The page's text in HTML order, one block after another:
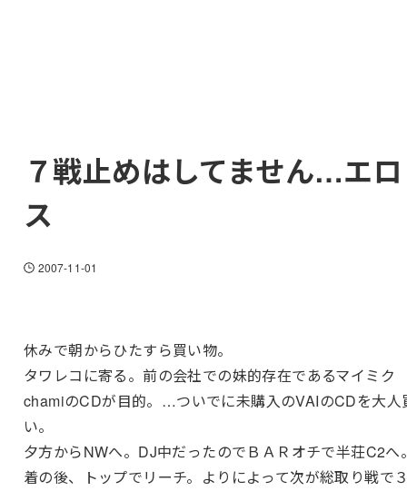
７戦止めはしてません…エロ
ス
2007-11-01
休みで朝からひたすら買い物。
タワレコに寄る。前の会社での妹的存在であるマイミク
chamiのCDが目的。…ついでに未購入のVAIのCDを大人
い。
夕方からNWへ。DJ中だったのでＢＡＲオチで半荘C2へ
着の後、トップでリーチ。よりによって次が総取り戦で